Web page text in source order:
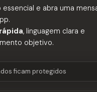
essencial e abra uma
, linguagem clara e
objetivo.
ficam protegidos